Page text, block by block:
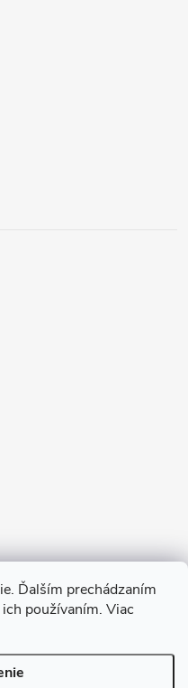
Ďalším prechádzaním
používaním. Viac